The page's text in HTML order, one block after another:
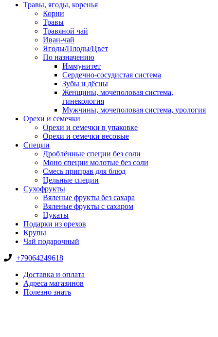
Травы, ягоды, коренья
Корни
Травы
Травяной чай
Иван-чай
Ягоды/Плоды/Цвет
По назначению
Иммунитет
Сердечно-сосудистая система
Зубы и дёсны
Женщины, мочеполовая система,
гинекология
Мужчины, мочеполовая система, урология
Орехи и семечки
Орехи и семечки в упаковке
Орехи и семечки весовые
Специи
Дроблённые специи без соли
Моно специи молотые без соли
Смесь приправ для блюд
Цельные специи
Сухофрукты
Вяленые фрукты без сахара
Вяленые фрукты с сахаром
Цукаты
Подарки из орехов
Крупы
Чай подарочный
+79064249618
Доставка и оплата
Адреса магазинов
Полезно знать